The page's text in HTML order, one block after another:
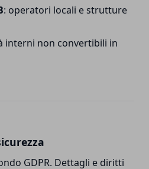
: operatori locali e strutture
interni non convertibili in
GDPR. Dettagli e diritti